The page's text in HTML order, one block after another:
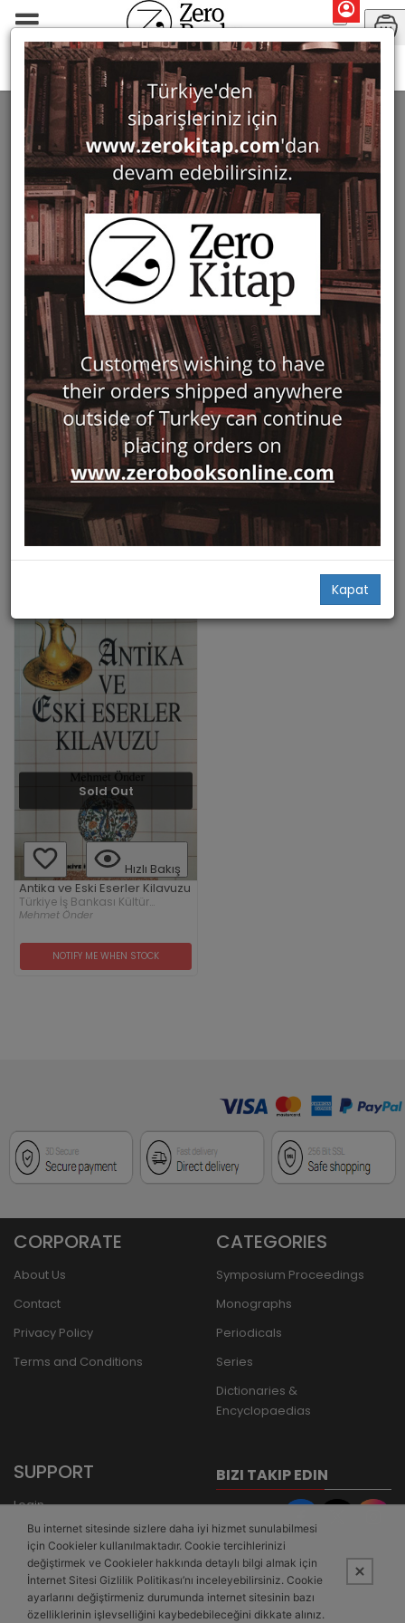
Kapat
Search: Mehmet Önder
SEARCH: MEHMET ÖNDER 3 ürün bulundu
Filter Show Only in Stock
Hızlı Bakış
Ataturk Evleri - Ataturk
Muzeleri
Atatürk Araştırma Merkezi
Mehmet Önder
24,00
Hızlı Bakış
Aigai Sikkeleri 2004 - 2016
Buluntulari
Ege Yayınları
Mehmet Önder
92,00
Sold Out
Hızlı Bakış
Antika ve Eski Eserler Kilavuzu
Türkiye İş Bankası Kültür
Yayınları
Mehmet Önder
NOTIFY ME WHEN STOCK
CORPORATE
About Us
Contact
Privacy Policy
Terms and Conditions
CATEGORIES
Symposium Proceedings
Monographs
Periodicals
Series
Dictionaries &
Encyclopaedias
SUPPORT
Login
Register
Forgot Password
Bank Transfer
BIZI TAKIP EDIN
Bu internet sitesinde sizlere daha iyi hizmet sunulabilmesi
için Cookieler kullanılmaktadır. Cookie tercihlerinizi
değiştirmek ve Cookieler hakkında detaylı bilgi almak için
İnternet Sitesi Gizlilik Politikası’nı inceleyebilirsiniz. Cookie
ayarlarını değiştirmeniz durumunda internet sitesinin bazı
özelliklerinin işlevselliğini kaybedebileceğini dikkate alınız.